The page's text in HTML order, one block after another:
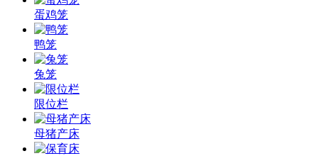
蛋鸡笼
鸭笼
兔笼
限位栏
母猪产床